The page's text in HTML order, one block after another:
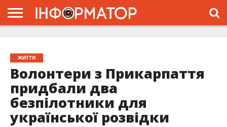
ЖИТТЯ
Волонтери з Прикарпаття
придбали два
безпілотники для
української розвідки